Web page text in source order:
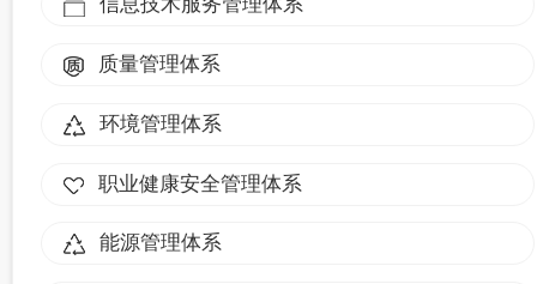
信息技术服务管理体系
质量管理体系
环境管理体系
职业健康安全管理体系
能源管理体系